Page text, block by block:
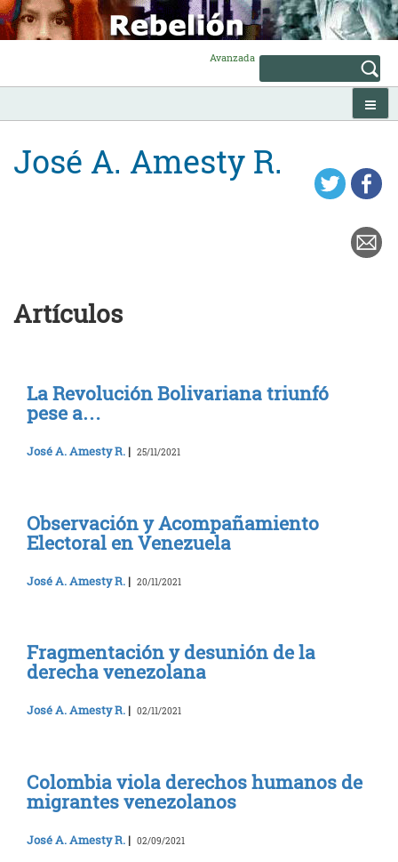
Skip
to
content
Avanzada
José A. Amesty R.
Artículos
La Revolución Bolivariana triunfó
pese a…
José A. Amesty R. | 25/11/2021
Observación y Acompañamiento
Electoral en Venezuela
José A. Amesty R. | 20/11/2021
Fragmentación y desunión de la
derecha venezolana
José A. Amesty R. | 02/11/2021
Colombia viola derechos humanos de
migrantes venezolanos
José A. Amesty R. | 02/09/2021